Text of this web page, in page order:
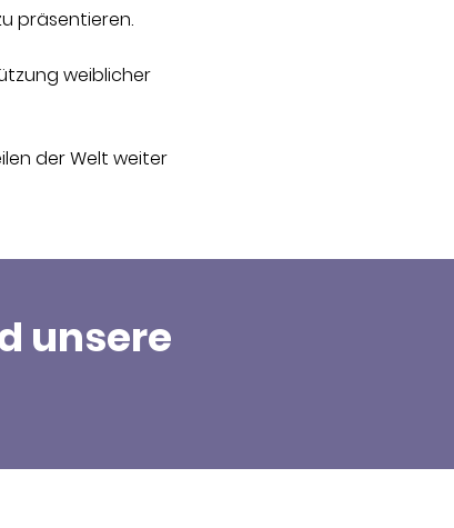
präsentieren.
weiblicher
der Welt weiter
unsere